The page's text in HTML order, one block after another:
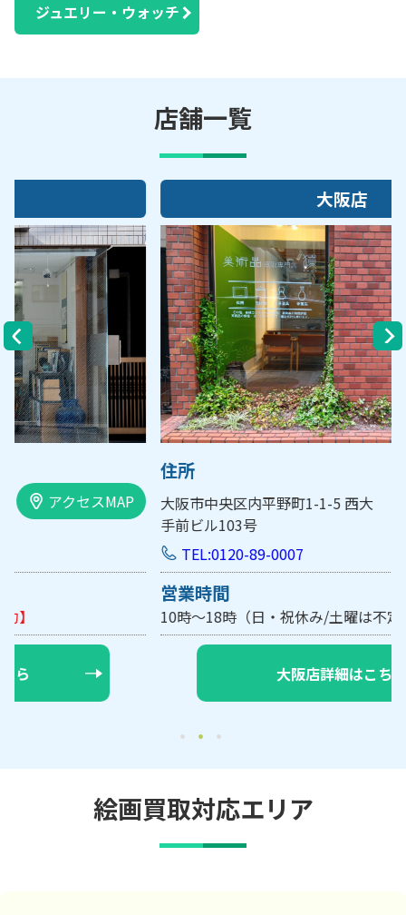
ジュエリー・ウォッチ
店舗一覧
大阪市中央区内平野町1-1-5 西大
手前ビル103号
アクセスMAP
TEL:0120-89-0007
10時～18時（日・祝休み/土曜は不定休）【要予約】
絵画買取対応エリア